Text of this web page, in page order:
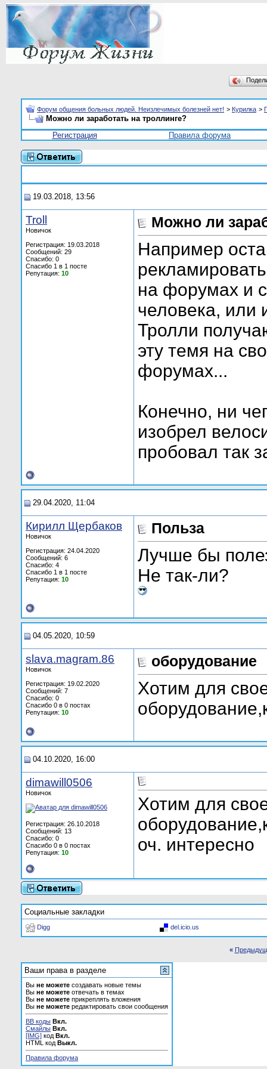
Форум общения больных людей. Неизлечимых болезней нет! > Курилка >
Можно ли заработать на троллинге?
Регистрация
Правила форума
19.03.2018, 13:56
Troll
Новичок
Регистрация: 19.03.2018
Сообщений: 29
Спасибо: 0
Спасибо 1 в 1 посте
Репутация: 10
Можно ли
Например
на форумах и
человека, или
Тролли
эту темя на
форумах...
Конечно, ни
изобрел
пробовал так
29.04.2020, 11:04
Кирилл Щербаков
Новичок
Регистрация: 24.04.2020
Сообщений: 6
Спасибо: 4
Спасибо 1 в 1 посте
Репутация: 10
Польза
Лучше бы
Не так-ли?
04.05.2020, 10:59
slava.magram.86
Новичок
Регистрация: 19.02.2020
Сообщений: 7
Спасибо: 0
Спасибо 0 в 0 постах
Репутация: 10
оборудование
Хотим для
04.10.2020, 16:00
dimawill0506
Новичок
Регистрация: 26.10.2018
Сообщений: 13
Спасибо: 0
Спасибо 0 в 0 постах
Репутация: 10
Хотим для
оч. интересно
Социальные закладки
Digg del.icio.us
«
Ваши права в разделе
Вы не можете создавать новые темы
Вы не можете отвечать в темах
Вы не можете прикреплять вложения
Вы не можете редактировать свои сообщения
BB коды Вкл.
Смайлы Вкл.
[IMG] код Вкл.
HTML код Выкл.
Правила форума